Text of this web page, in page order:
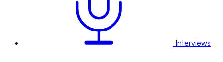
Interviews